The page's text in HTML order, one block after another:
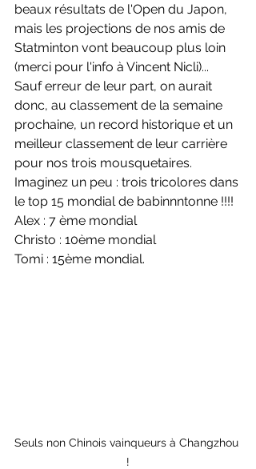
beaux résultats de l'Open du Japon,
mais les projections de nos amis de
Statminton vont beaucoup plus loin
(merci pour l'info à Vincent Nicli)...
Sauf erreur de leur part, on aurait
donc, au classement de la semaine
prochaine, un record historique et un
meilleur classement de leur carrière
pour nos trois mousquetaires.
Imaginez un peu : trois tricolores dans
le top 15 mondial de babinnntonne !!!!
Alex : 7 ème mondial
Christo : 10ème mondial
Tomi : 15ème mondial.
Seuls non Chinois vainqueurs à Changzhou
!